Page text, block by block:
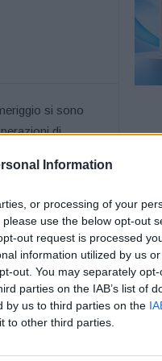
Information
or processing of your
use the below opt-out
out request is processed
information utilized by us
out. You may separately
parties on the IAB’s list of
by us to third parties on the
to other third parties.
si sono
di
Romecchio, nel
o di e sen z
po.Alle operazioni
da Bologna.